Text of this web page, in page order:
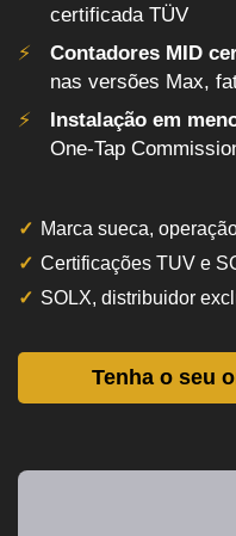
certificada TÜV
Contadores MID
nas versões Max,
Instalação em
One-Tap
Marca sueca,
Certificações TUV e
SOLX, distribuidor
Tenha o seu